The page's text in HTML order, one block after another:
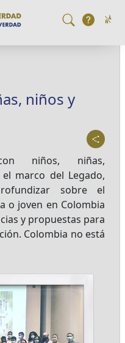
niños y
niños, niñas,
marco del Legado,
sobre el
o joven en Colombia
y propuestas para
Colombia no está